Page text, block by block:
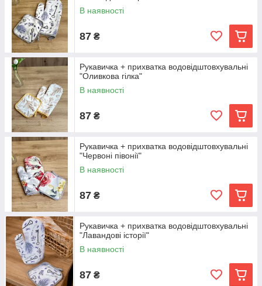
В наявності
87 ₴
Рукавичка + прихватка водовідштовхувальні
"Оливкова гілка"
В наявності
87 ₴
Рукавичка + прихватка водовідштовхувальні
"Червоні півонії"
В наявності
87 ₴
Рукавичка + прихватка водовідштовхувальні
"Лавандові історії"
В наявності
87 ₴